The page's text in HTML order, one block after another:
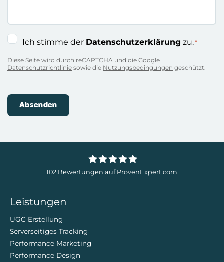
Einwilligung
Ich stimme der Datenschutzerklärung zu.*
Diese Seite wird durch reCAPTCHA und die Google
Datenschutzrichtlinie sowie die Nutzungsbedingungen geschützt.
102 Bewertungen auf ProvenExpert.com
Leistungen
UGC Erstellung
Serverseitiges Tracking
Performance Marketing
Performance Design